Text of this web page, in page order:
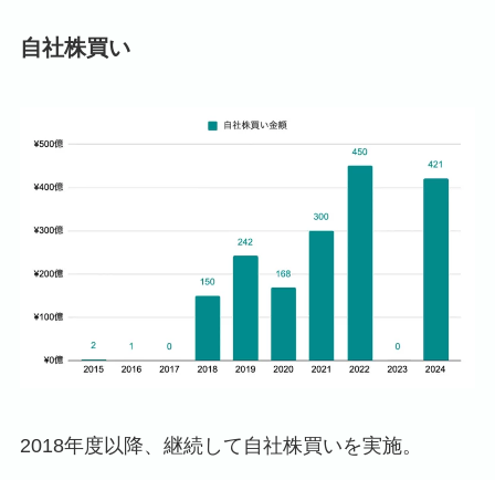
自社株買い
2018年度以降、継続して自社株買いを実施。